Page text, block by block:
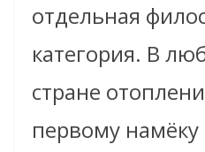
отдельная
категория. В
стране
первому